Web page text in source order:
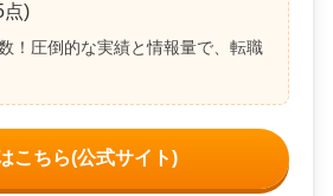
点)
！圧倒的な実績と情報量で、転職
こちら(公式サイト)